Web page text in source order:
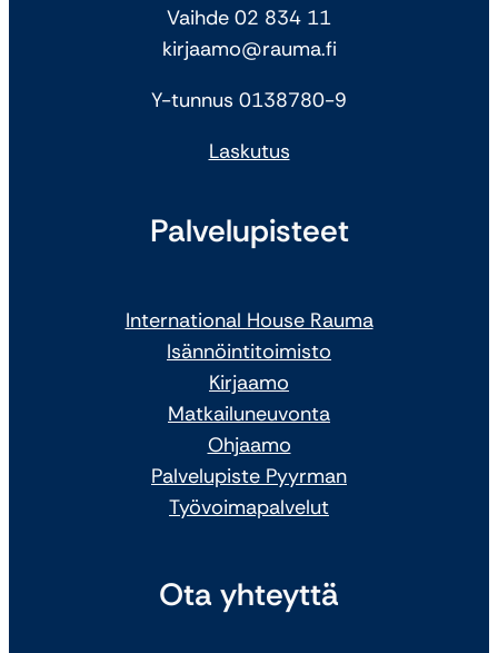
Vaihde 02 834 11
kirjaamo@rauma.fi
Y-tunnus 0138780-9
Laskutus
Palvelupisteet
International House Rauma
Isännöintitoimisto
Kirjaamo
Matkailuneuvonta
Ohjaamo
Palvelupiste Pyyrman
Työvoimapalvelut
Ota yhteyttä